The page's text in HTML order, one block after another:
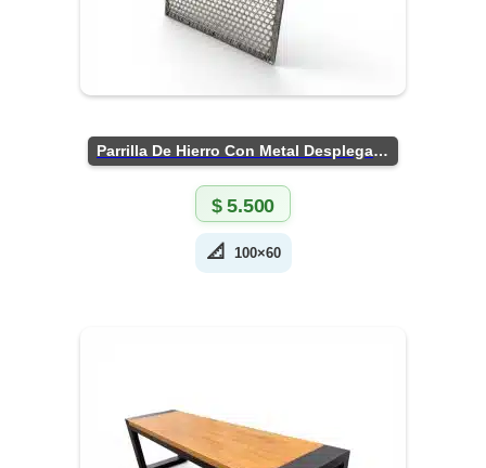
Parrilla De Hierro Con Metal Desplegado
$5.500
📐 100×60